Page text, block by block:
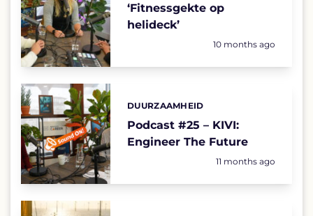
‘Fitnessgekte op
helideck’
Geplaatst op:
10 months ago
Podcast #25 – KIVI:
Engineer The Future
Categories:
DUURZAAMHEID
Geplaatst op:
11 months ago